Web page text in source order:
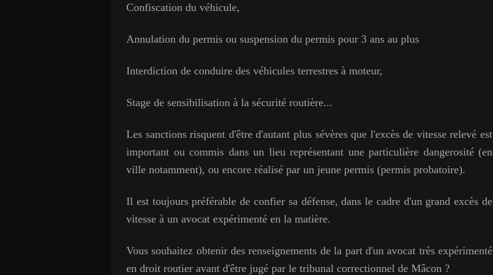
Confiscation du véhicule,
Annulation du permis ou suspension du permis pour 3 ans au plus
Interdiction de conduire des véhicules terrestres à moteur,
Stage de sensibilisation à la sécurité routière...
Les sanctions risquent d'être d'autant plus sévères que l'excès de vitesse relevé est
important ou commis dans un lieu représentant une particulière dangerosité (en
ville notamment), ou encore réalisé par un jeune permis (permis probatoire).
Il est toujours préférable de confier sa défense, dans le cadre d'un grand excès de
vitesse à un avocat expérimenté en la matière.
Vous souhaitez obtenir des renseignements de la part d'un avocat très expérimenté
en droit routier avant d'être jugé par le tribunal correctionnel de Mâcon ?